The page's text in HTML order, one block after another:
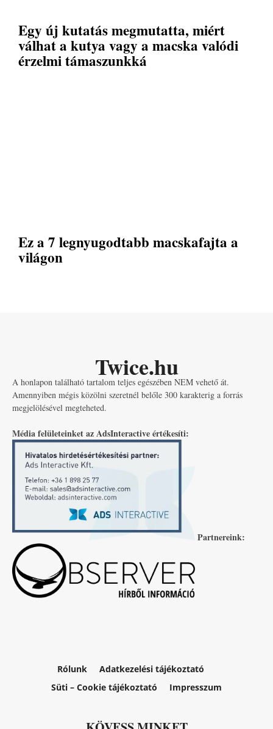
Egy új kutatás megmutatta, miért
válhat a kutya vagy a macska valódi
érzelmi támaszunkká
Ez a 7 legnyugodtabb macskafajta a
világon
Twice.hu
A honlapon található tartalom teljes egészében NEM vehető át.
Amennyiben mégis közölni szeretnél belőle 300 karakterig a forrás
megjelölésével megteheted.
Média felületeinket az AdsInteractive értékesíti:
Partnereink:
Rólunk
Adatkezelési tájékoztató
Süti – Cookie tájékoztató
Impresszum